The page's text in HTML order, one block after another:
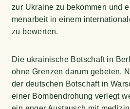
zur Ukrai­ne zu bekom­men und
men­ar­beit in einem
zu bewerten.
Die ukrai­ni­sche Bot­schaft in
ohne Gren­zen dar­um gebe­ten.
der deut­schen Bot­schaft in
einer Bom­ben­dro­hung ver­legt